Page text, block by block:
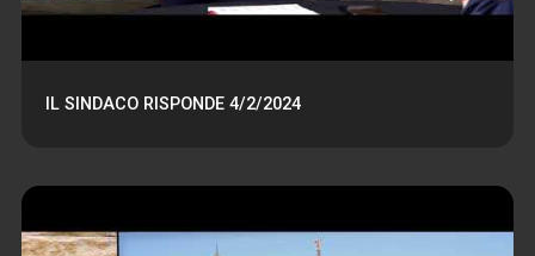
IL SINDACO RISPONDE 4/2/2024